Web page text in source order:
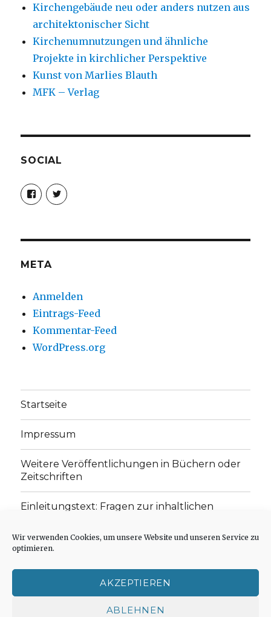
Wir verwenden Cookies, um unsere Website und unseren Service zu
optimieren.
AKZEPTIEREN
ABLEHNEN
Kirchengebäude neu oder anders nutzen aus
architektonischer Sicht
Kirchenumnutzungen und ähnliche
Projekte in kirchlicher Perspektive
Kunst von Marlies Blauth
MFK – Verlag
SOCIAL
Profil
von
christoph.fleischer1
anzeigen
Profil
von
anzeigen
META
Anmelden
Eintrags-Feed
Kommentar-Feed
WordPress.org
Startseite
Impressum
Weitere Veröffentlichungen in Büchern oder
Zeitschriften
Einleitungstext: Fragen zur inhaltlichen
„schwachen Glaubens“
Cookie-Richtlinie (EU)